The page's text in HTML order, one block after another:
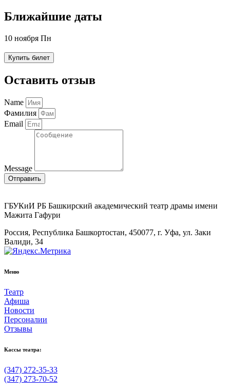
Ближайшие даты
10 ноября Пн
Купить билет
Оставить отзыв
Name
Фамилия
Email
Message
Отправить
ГБУКиИ РБ Башкирский академический театр драмы имени
Мажита Гафури
Россия, Республика Башкортостан, 450077, г. Уфа, ул. Заки
Валиди, 34
Меню
Театр
Афиша
Новости
Персоналии
Отзывы
Кассы театра:
(347) 272-35-33
(347) 273-70-52